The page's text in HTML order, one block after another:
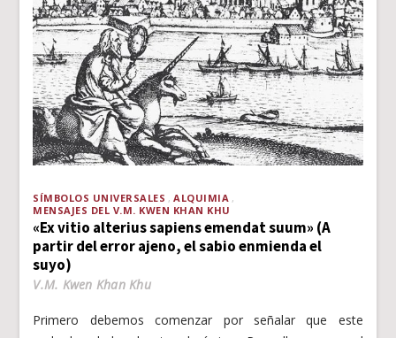
SÍMBOLOS UNIVERSALES
ALQUIMIA
MENSAJES DEL V.M. KWEN KHAN KHU
«Ex vitio alterius sapiens emendat suum» (A
partir del error ajeno, el sabio enmienda el
suyo)
V.M. Kwen Khan Khu
Primero debemos comenzar por señalar que este